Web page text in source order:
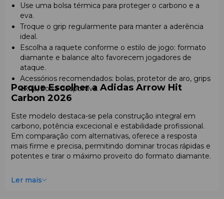
Use uma bolsa térmica para proteger o carbono e a
eva.
Troque o grip regularmente para manter a aderência
ideal.
Escolha a raquete conforme o estilo de jogo: formato
diamante e balance alto favorecem jogadores de
ataque.
Acessórios recomendados: bolas, protetor de aro, grips
extra, bolsa desportiva.
Porque Escolher a Adidas Arrow Hit
Carbon 2026
Este modelo destaca-se pela construção integral em
carbono, potência excecional e estabilidade profissional.
Em comparação com alternativas, oferece a resposta
mais firme e precisa, permitindo dominar trocas rápidas e
potentes e tirar o máximo proveito do formato diamante.
Ler mais